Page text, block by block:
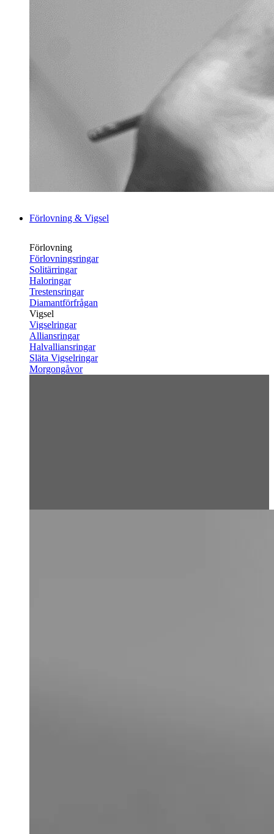
Förlovning & Vigsel
Förlovning
Förlovningsringar
Solitärringar
Haloringar
Trestensringar
Diamantförfrågan
Vigsel
Vigselringar
Alliansringar
Halvalliansringar
Släta Vigselringar
Morgongåvor